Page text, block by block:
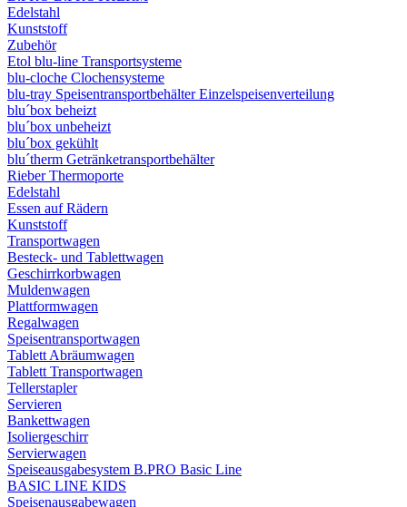
Edelstahl
Kunststoff
Zubehör
Etol blu-line Transportsysteme
blu-cloche Clochensysteme
blu-tray Speisentransportbehälter Einzelspeisenverteilung
blu´box beheizt
blu´box unbeheizt
blu´box gekühlt
blu´therm Getränketransportbehälter
Rieber Thermoporte
Edelstahl
Essen auf Rädern
Kunststoff
Transportwagen
Besteck- und Tablettwagen
Geschirrkorbwagen
Muldenwagen
Plattformwagen
Regalwagen
Speisentransportwagen
Tablett Abräumwagen
Tablett Transportwagen
Tellerstapler
Servieren
Bankettwagen
Isoliergeschirr
Servierwagen
Speiseausgabesystem B.PRO Basic Line
BASIC LINE KIDS
Speisenausgabewagen